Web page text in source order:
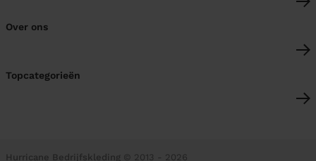
Over ons
Topcategorieën
Hurricane Bedrijfskleding © 2013 - 2026